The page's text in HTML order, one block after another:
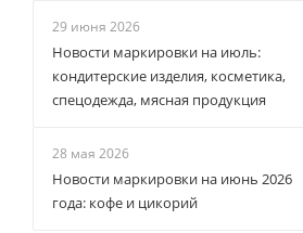
29 июня 2026
Новости маркировки на июль:
кондитерские изделия, косметика,
спецодежда, мясная продукция
28 мая 2026
Новости маркировки на июнь 2026
года: кофе и цикорий